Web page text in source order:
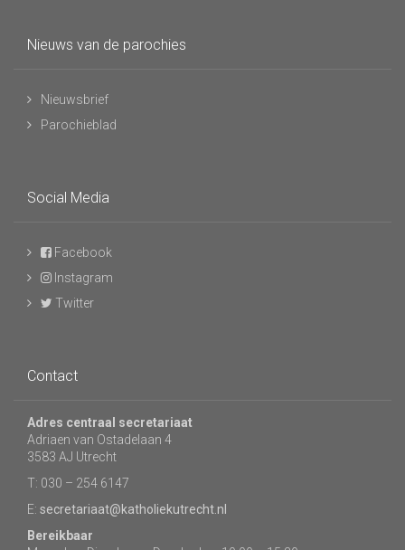
Nieuws van de parochies
Nieuwsbrief
Parochieblad
Social Media
Facebook
Instagram
Twitter
Contact
Adres centraal secretariaat
Adriaen van Ostadelaan 4
3583 AJ Utrecht
T: 030 – 254 6147
E: secretariaat@katholiekutrecht.nl
Bereikbaar